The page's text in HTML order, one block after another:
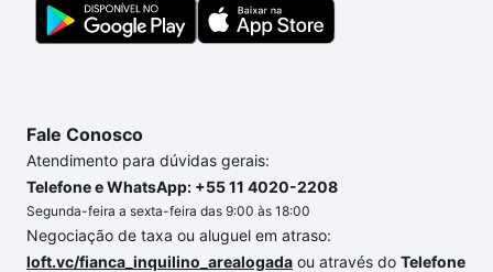
segurança e conforto. Loft, com você até as
Fale Conosco
Atendimento para dúvidas gerais:
Telefone e WhatsApp: +55 11 4020-2208
Segunda-feira a sexta-feira das 9:00 às 18:00
Negociação de taxa ou aluguel em atraso:
loft.vc/fianca_inquilino_arealogada ou através do Telefone